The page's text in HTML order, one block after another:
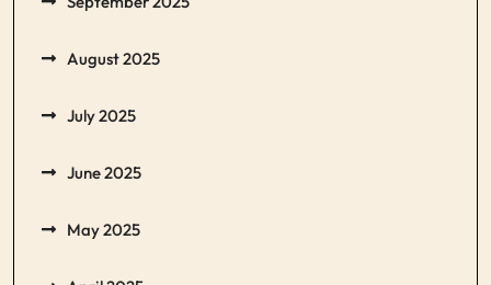
August 2025
July 2025
June 2025
May 2025